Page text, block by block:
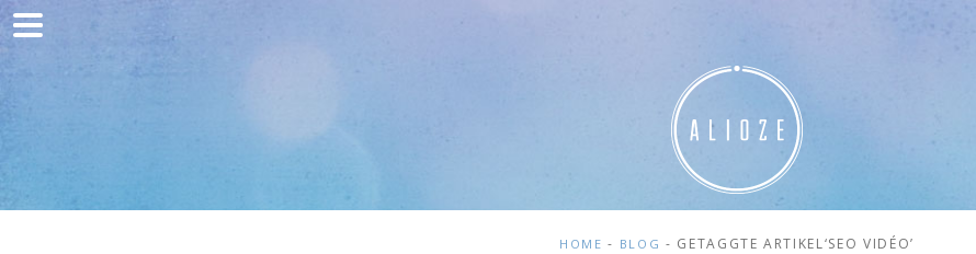
Home
HOME - BLOG - GETAGGTE ARTIKEL‘SEO VIDÉO’